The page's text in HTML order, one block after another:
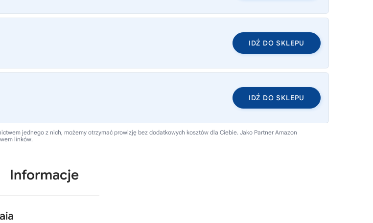
IDŹ DO SKLEPU
IDŹ DO SKLEPU
jednego z nich, możemy otrzymać prowizję bez dodatkowych kosztów dla Ciebie. Jako Partner Amazon
linków.
Informacje